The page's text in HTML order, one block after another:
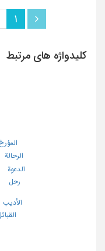
1
کلیدواژه های مرتبط
الأدیب
الدعوة
الرحالة
المؤرخ
رحل